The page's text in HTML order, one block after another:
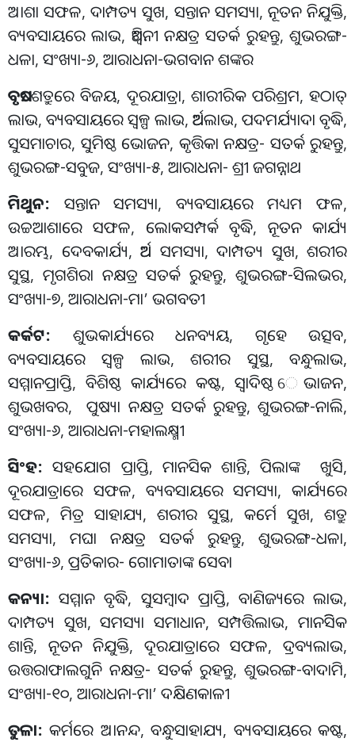
ଅାଶା ସଫଳ,ଦାମ୍ପତ୍ୟ ସୁଖ, ସନ୍ତାନ ସମସ୍ୟା, ନୂତନ ନିଯୁକ୍ତି,
ବ୍ୟବସାୟରେ ଲାଭ, ଅଶ୍ବିନୀ ନକ୍ଷତ୍ର ସତର୍କ ରୁହନ୍ତୁ,ଶୁଭରଙ୍ଗ-
ଧଳା, ସଂଖ୍ୟା-୬, ଆରାଧନା-ଭଗବାନ ଶଙ୍କର
ବୃଷ:ଶତ୍ରୁରେ ବିଜୟ, ଦୂରଯାତ୍ରା, ଶାରୀରିକ ପରିଶ୍ରମ,ହଠାତ୍
ଲାଭ,ବ୍ୟବସାୟରେ ସ୍ବଳ୍ପ ଲାଭ, ଅର୍ଥଲାଭ, ପଦମର୍ଯ୍ୟାଦା ବୃଦ୍ଧି,
ସୁସମାଚାର, ସୁମିଷ୍ଠ ଭୋଜନ, କୃତ୍ତିକା ନକ୍ଷତ୍ର- ସତର୍କ ରୁହନ୍ତୁ,
ଶୁଭରଙ୍ଗ-ସବୁଜ, ସଂଖ୍ୟା-୫, ଆରାଧନା- ଶ୍ରୀ ଜଗନ୍ନାଥ
ମିଥୁନ: ସନ୍ତାନ ସମସ୍ୟା, ବ୍ୟବସାୟରେ ମଧ୍ୟମ ଫଳ,
ଉଚ୍ଚଆଶାରେ ସଫଳ, ଲୋକସମ୍ପର୍କ ବୃଦ୍ଧି, ନୂତନ କାର୍ଯ୍ୟ
ଅାରମ୍ଭ, ଦେବକାର୍ଯ୍ୟ, ଅର୍ଥ ସମସ୍ୟା, ଦାମ୍ପତ୍ୟ ସୁଖ, ଶରୀର
ସୁସ୍ଥ, ମୃଗଶିରା ନକ୍ଷତ୍ର ସତର୍କ ରୁହନ୍ତୁ,ଶୁଭରଙ୍ଗ-ସିଲଭର,
ସଂଖ୍ୟା-୭, ଆରାଧନା-ମା’ ଭଗବତୀ
କର୍କଟ: ଶୁଭକାର୍ଯ୍ୟରେ ଧନବ୍ୟୟ, ଗୃହେ ଉତ୍ସବ,
ବ୍ୟବସାୟରେ ସ୍ବଳ୍ପ ଲାଭ,ଶରୀର ସୁସ୍ଥ,ବନ୍ଧୁଲାଭ,
ସମ୍ମାନପ୍ରାପ୍ତି, ବିଶିଷ୍ଠ କାର୍ଯ୍ୟରେ କଷ୍ଟ, ସ୍ବାଦିଷ୍ଠ େଭାଜନ,
ଶୁଭଖବର,ପୁଷ୍ୟା ନକ୍ଷତ୍ର ସତର୍କ ରୁହନ୍ତୁ,ଶୁଭରଙ୍ଗ-ନାଲି,
ସଂଖ୍ୟା-୬, ଆରାଧନା-ମହାଲକ୍ଷ୍ମୀ
ସିଂହ: ସହଯୋଗ ପ୍ରାପ୍ତି, ମାନସିକ ଶାନ୍ତି,ପିଲାଙ୍କ ଖୁସି,
ଦୂରଯାତ୍ରାରେ ସଫଳ, ବ୍ୟବସାୟରେ ସମସ୍ୟା, କାର୍ଯ୍ୟରେ
ସଫଳ, ମିତ୍ର ସାହାଯ୍ୟ, ଶରୀର ସୁସ୍ଥ, କର୍ମେ ସୁଖ, ଶତ୍ରୁ
ସମସ୍ୟା, ମଘା ନକ୍ଷତ୍ର ସତର୍କ ରୁହନ୍ତୁ, ଶୁଭରଙ୍ଗ-ଧଳା,
ସଂଖ୍ୟା-୬, ପ୍ରତିକାର- ଗୋମାତାଙ୍କ ସେବା
କନ୍ୟା: ସମ୍ମାନ ବୃଦ୍ଧି, ସୁସମ୍ବାଦ ପ୍ରାପ୍ତି, ବାଣିଜ୍ୟରେ ଲାଭ,
ଦାମ୍ପତ୍ୟ ସୁଖ,ସମସ୍ୟା ସମାଧାନ,ସମ୍ପତ୍ତିଲାଭ,ମାନସିିକ
ଶାନ୍ତି, ନୂତନ ନିଯୁକ୍ତି, ଦୂରଯାତ୍ରାରେ ସଫଳ,ଦ୍ରବ୍ୟଲାଭ,
ଉତ୍ତରାଫାଲଗୁନି ନକ୍ଷତ୍ର- ସତର୍କ ରୁହନ୍ତୁ, ଶୁଭରଙ୍ଗ-ବାଦାମି,
ସଂଖ୍ୟା-୧୦, ଆରାଧନା-ମା’ ଦକ୍ଷିଣକାଳୀ
ତୁଳା: କର୍ମରେ ଅାନନ୍ଦ,ବନ୍ଧୁସାହାଯ୍ୟ, ବ୍ୟବସାୟରେ କଷ୍ଟ,